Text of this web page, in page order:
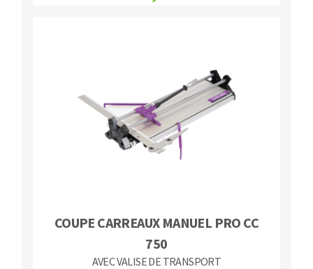
COUPE CARREAUX MANUEL PRO CC
750
AVEC VALISE DE TRANSPORT